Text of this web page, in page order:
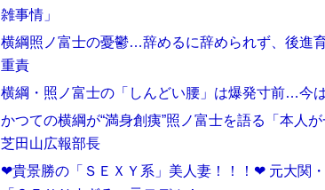
雑事情」
横綱照ノ富士の憂鬱…辞めるに辞められず、後進
重責
横綱・照ノ富士の「しんどい腰」は爆発寸前…今
かつての横綱が“満身創痍”照ノ富士を語る「本人
芝田山広報部長
❤貴景勝の「ＳＥＸＹ系」美人妻！！！❤ 元大関